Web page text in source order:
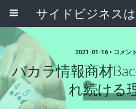
2021-01-16 • コメン
バカラ情報商材
れ続ける